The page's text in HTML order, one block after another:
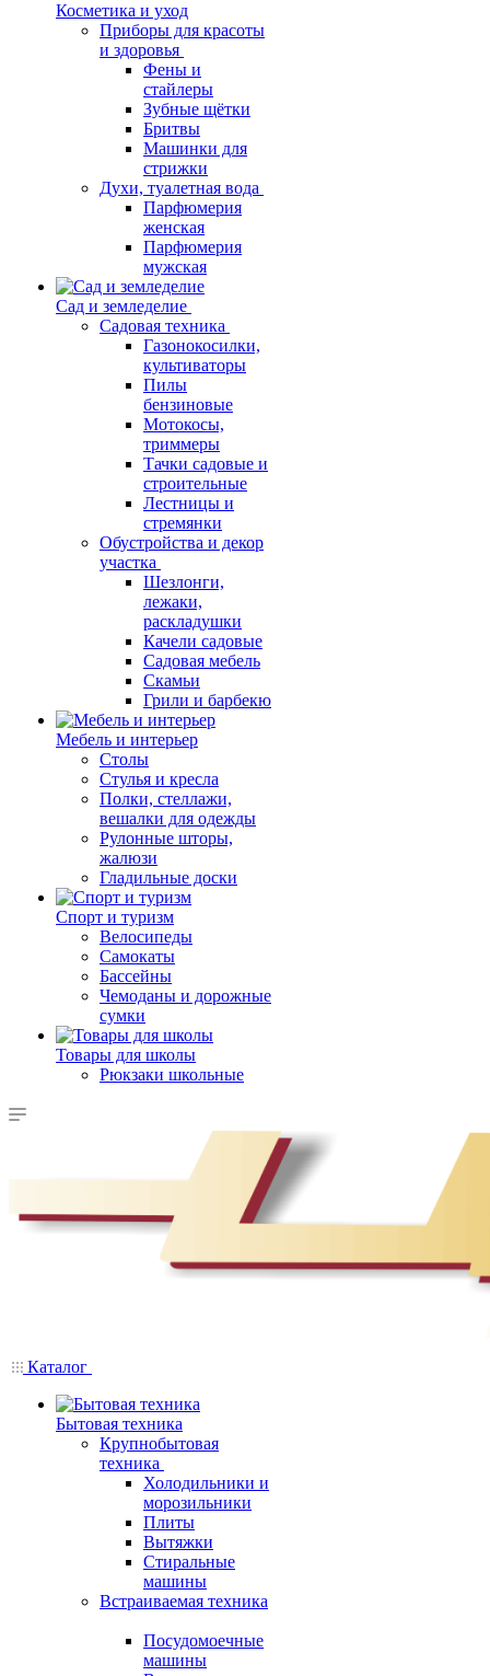
Косметика и уход
Приборы для красоты
и здоровья
Фены и
стайлеры
Зубные щётки
Бритвы
Машинки для
стрижки
Духи, туалетная вода
Парфюмерия
женская
Парфюмерия
мужская
Сад и земледелие
Садовая техника
Газонокосилки,
культиваторы
Пилы
бензиновые
Мотокосы,
триммеры
Тачки садовые и
строительные
Лестницы и
стремянки
Обустройства и декор
участка
Шезлонги,
лежаки,
раскладушки
Качели садовые
Садовая мебель
Скамьи
Грили и барбекю
Мебель и интерьер
Столы
Стулья и кресла
Полки, стеллажи,
вешалки для одежды
Рулонные шторы,
жалюзи
Гладильные доски
Спорт и туризм
Велосипеды
Самокаты
Бассейны
Чемоданы и дорожные
сумки
Товары для школы
Рюкзаки школьные
Каталог
Бытовая техника
Крупнобытовая
техника
Холодильники и
морозильники
Плиты
Вытяжки
Стиральные
машины
Встраиваемая техника
Посудомоечные
машины